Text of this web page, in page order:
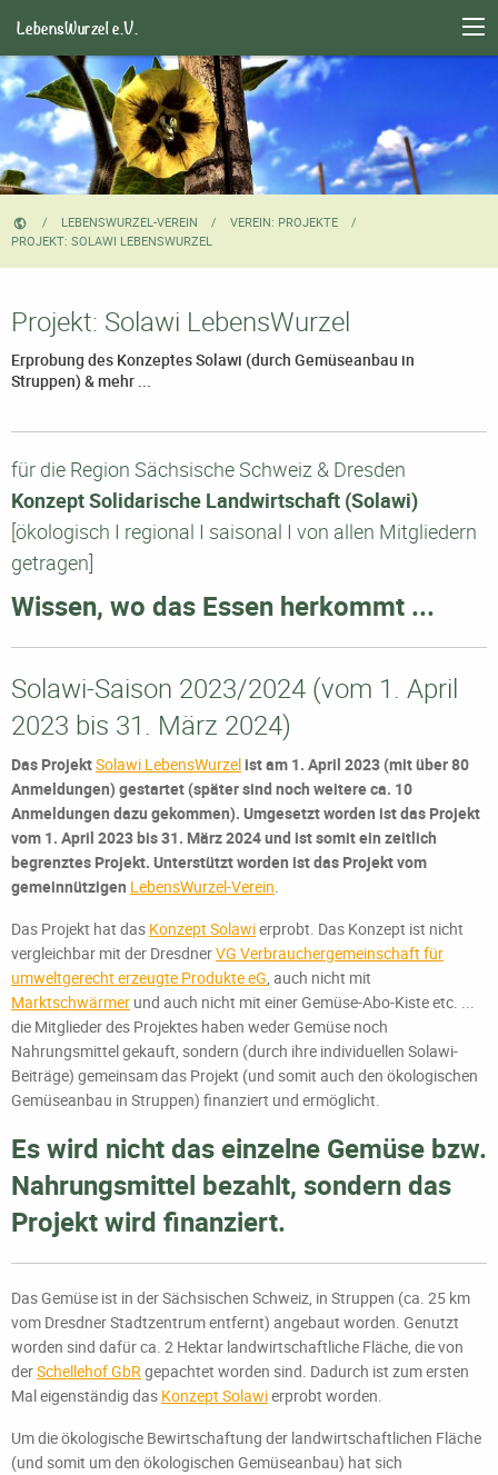
LebensWurzel e.V.
LEBENSWURZEL-VEREIN
VEREIN: PROJEKTE
CURRENT:
PROJEKT: SOLAWI LEBENSWURZEL
Projekt: Solawi LebensWurzel
Erprobung des Konzeptes Solawi (durch Gemüseanbau in
Struppen) & mehr ...
für die Region Sächsische Schweiz & Dresden
Konzept Solidarische Landwirtschaft (Solawi)
[ökologisch I regional I saisonal I von allen Mitgliedern
getragen]
Wissen, wo das Essen herkommt ...
Solawi-Saison 2023/2024 (vom 1. April
2023 bis 31. März 2024)
Das ProjektSolawi LebensWurzel ist am 1. April 2023 (mit über 80
Anmeldungen) gestartet (später sind noch weitere ca. 10
Anmeldungen dazu gekommen). Umgesetzt worden ist das Projekt
vom 1. April 2023 bis 31. März 2024 und ist somit ein zeitlich
begrenztes Projekt. Unterstützt worden ist das Projekt vom
gemeinnützigen LebensWurzel-Verein.
Das Projekt hat das Konzept Solawierprobt. Das Konzept ist nicht
vergleichbar mit der DresdnerVG Verbrauchergemeinschaft für
umweltgerecht erzeugte Produkte eG, auch nicht mit
Marktschwärmer und auch nicht mit einer Gemüse-Abo-Kiste etc. ...
die Mitglieder des Projektes haben weder Gemüse noch
Nahrungsmittel gekauft, sondern (durch ihre individuellen Solawi-
Beiträge) gemeinsam das Projekt (und somit auch den ökologischen
Gemüseanbau in Struppen) finanziert und ermöglicht.
Es wird nicht das einzelne Gemüse bzw.
Nahrungsmittel bezahlt, sondern das
Projekt wird finanziert.
Das Gemüse ist in der Sächsischen Schweiz, in Struppen (ca. 25 km
vom Dresdner Stadtzentrum entfernt) angebaut worden. Genutzt
worden sind dafür ca. 2 Hektar landwirtschaftliche Fläche, die von
derSchellehof GbRgepachtet worden sind. Dadurch ist zum ersten
Mal eigenständig das Konzept Solawierprobt worden.
Um die ökologische Bewirtschaftung der landwirtschaftlichen Fläche
(und somit um den ökologischen Gemüseanbau) hat sich